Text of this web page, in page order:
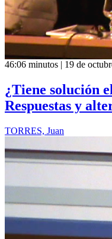
46:06 minutos | 19 de
¿Tiene solución
Respuestas y
TORRES, Juan